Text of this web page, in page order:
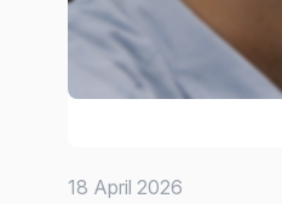
18 April 2026